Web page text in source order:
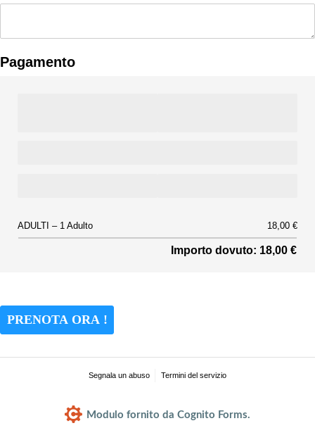
Pagamento
ADULTI 1 Adulto 18,00 €
Importo dovuto: 18,00 €
PRENOTA ORA !
Segnala un abuso Termini del servizio
Modulo fornito da Cognito Forms.